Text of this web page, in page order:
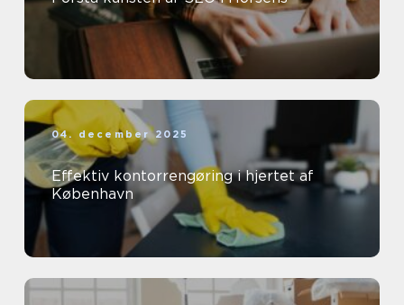
04. december 2025
Effektiv kontorrengøring i hjertet af
København